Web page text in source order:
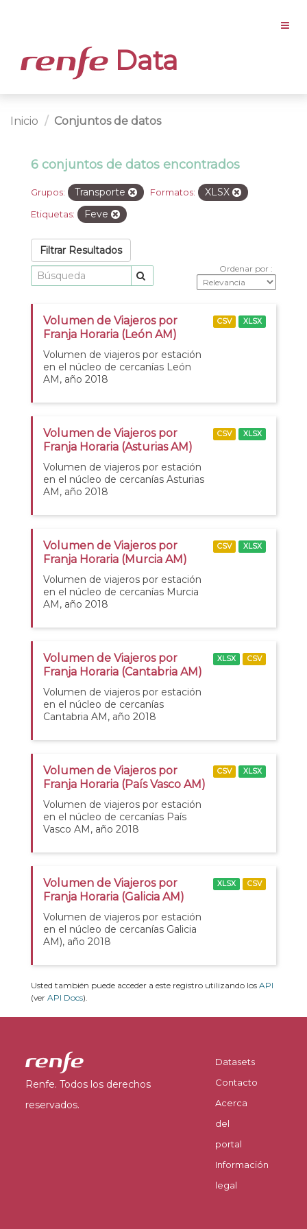
Data
Inicio Conjuntos de datos
6 conjuntos de datos encontrados
Grupos: Transporte Formatos: XLSX
Etiquetas: Feve
Filtrar Resultados
Ordenar por
Volumen de Viajeros por
Franja Horaria (León AM)
Volumen de viajeros por estación
en el núcleo de cercanías León
AM, año 2018
CSV XLSX
Volumen de Viajeros por
Franja Horaria (Asturias AM)
Volumen de viajeros por estación
en el núcleo de cercanías Asturias
AM, año 2018
CSV XLSX
Volumen de Viajeros por
Franja Horaria (Murcia AM)
Volumen de viajeros por estación
en el núcleo de cercanías Murcia
AM, año 2018
CSV XLSX
Volumen de Viajeros por
Franja Horaria (Cantabria AM)
Volumen de viajeros por estación
en el núcleo de cercanías
Cantabria AM, año 2018
XLSX CSV
Volumen de Viajeros por
Franja Horaria (País Vasco AM)
Volumen de viajeros por estación
en el núcleo de cercanías País
Vasco AM, año 2018
CSV XLSX
Volumen de Viajeros por
Franja Horaria (Galicia AM)
Volumen de viajeros por estación
en el núcleo de cercanías Galicia
AM), año 2018
XLSX CSV
Usted también puede acceder a este registro utilizando los API
(ver API Docs).
Renfe. Todos los derechos
reservados.
Datasets
Contacto
Acerca
del
portal
Información
legal